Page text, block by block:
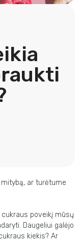
ar turėtume
poveikį mūsų
Daugeliui galėjo
kiekis? Ar